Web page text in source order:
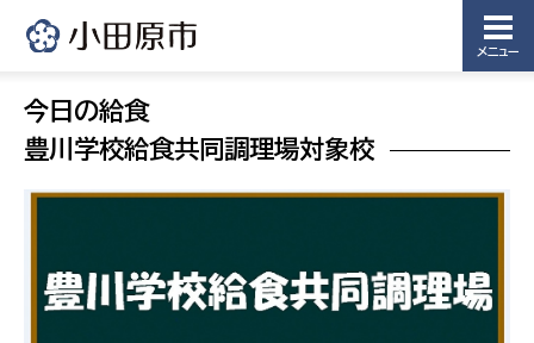
メニュー
今日の給食
豊川学校給食共同調理場対象校